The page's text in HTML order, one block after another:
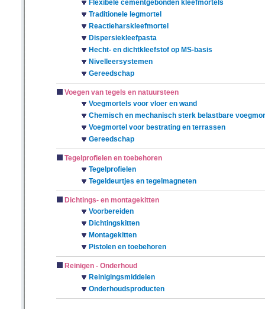
Flexibele cementgebonden kleefmortels
Traditionele legmortel
Reactieharskleefmortel
Dispersiekleefpasta
Hecht- en dichtkleefstof op MS-basis
Nivelleersystemen
Gereedschap
Voegen van tegels en natuursteen
Voegmortels voor vloer en wand
Chemisch en mechanisch sterk belastbare
Voegmortel voor bestrating en terrassen
Gereedschap
Tegelprofielen en toebehoren
Tegelprofielen
Tegeldeurtjes en tegelmagneten
Dichtings- en montagekitten
Voorbereiden
Dichtingskitten
Montagekitten
Pistolen en toebehoren
Reinigen - Onderhoud
Reinigingsmiddelen
Onderhoudsproducten